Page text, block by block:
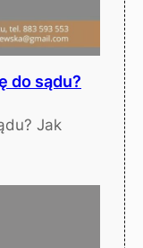
do sądu?
Jak